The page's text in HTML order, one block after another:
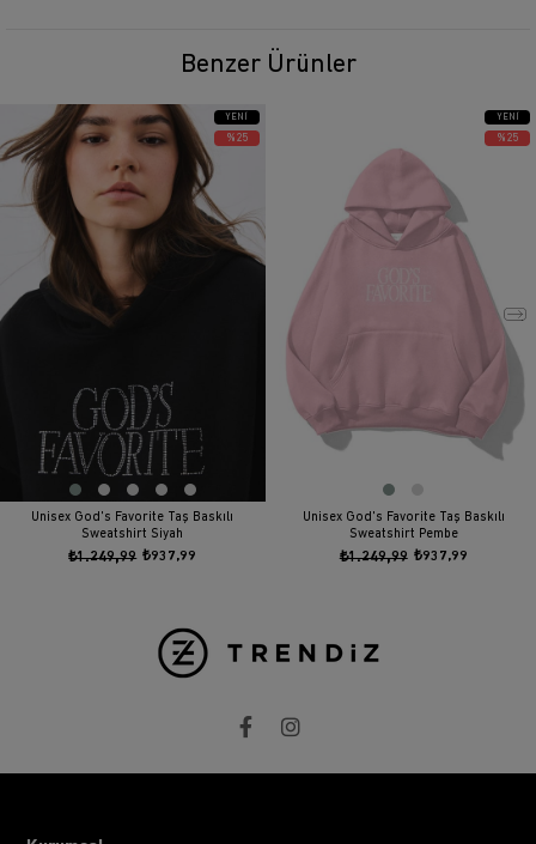
Benzer Ürünler
Unisex God's Favorite Taş Baskılı
Sweatshirt Siyah
₺937,99
₺1.249,99
YENI
ÜRÜN
%25
Unisex God's Favorite Taş Baskılı
Sweatshirt Pembe
₺937,99
₺1.249,99
YENI
ÜRÜN
%25